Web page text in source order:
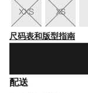
XXS XS
尺码表和版型指南
配送